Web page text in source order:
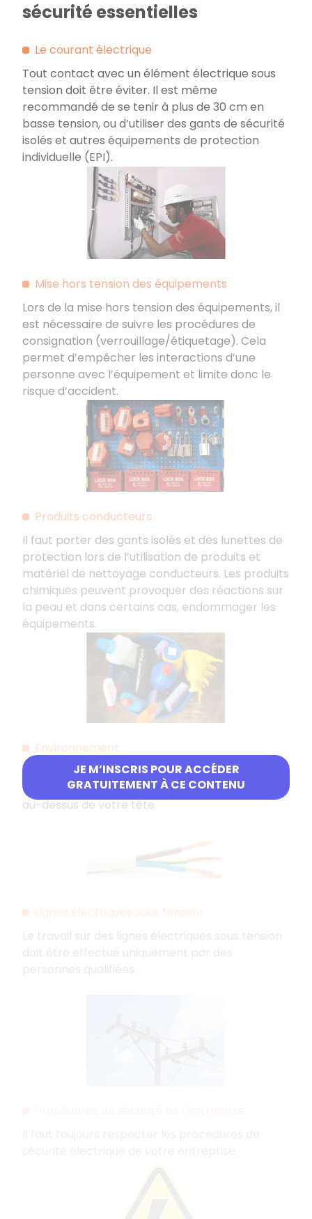
JE M’INSCRIS POUR ACCÉDER
GRATUITEMENT À CE CONTENU
sécurité essentielles
Le courant électrique
Tout contact avec un élément électrique sous
tension doit être éviter. Il est même
recommandé de se tenir à plus de 30 cm en
basse tension, ou d’utiliser des gants de sécurité
isolés et autres équipements de protection
individuelle (EPI).
Mise hors tension des équipements
Lors de la mise hors tension des équipements, il
est nécessaire de suivre les procédures de
consignation (verrouillage/étiquetage). Cela
permet d’empêcher les interactions d’une
personne avec l’équipement et limite donc le
risque d’accident.
Produits conducteurs
Il faut porter des gants isolés et des lunettes de
protection lors de l’utilisation de produits et
matériel de nettoyage conducteurs. Les produits
chimiques peuvent provoquer des réactions sur
la peau et dans certains cas, endommager les
équipements.
Environnement
Durant les interventions, il faut identifier les
risques potentiels, tel que les conducteurs nus
au-dessus de votre tête.
Lignes électriques sous tension